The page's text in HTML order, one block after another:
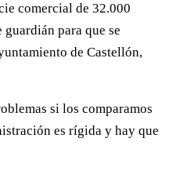
comercial de 32.000
para que se
de Castellón,
si los comparamos
es rígida y hay que